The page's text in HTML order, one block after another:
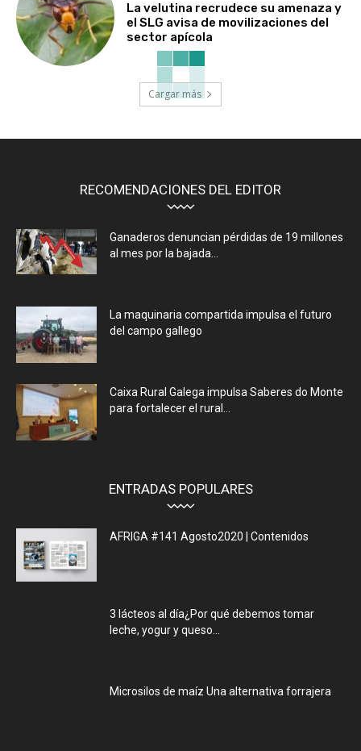
La velutina recrudece su amenaza y
el SLG avisa de movilizaciones del
sector apícola
Cargar más
RECOMENDACIONES DEL EDITOR
Ganaderos denuncian pérdidas de 19 millones
al mes por la bajada...
La maquinaria compartida impulsa el futuro
del campo gallego
Caixa Rural Galega impulsa Saberes do Monte
para fortalecer el rural...
ENTRADAS POPULARES
AFRIGA #141 Agosto2020 | Contenidos
3 lácteos al día¿Por qué debemos tomar
leche, yogur y queso...
Microsilos de maíz Una alternativa forrajera